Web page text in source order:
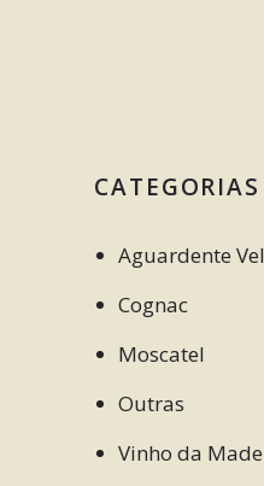
Aguardente
Cognac
Moscatel
Outras
Vinho da